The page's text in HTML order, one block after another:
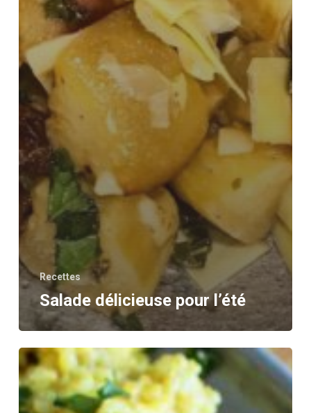
Recettes
Salade délicieuse pour l’été
Riz
aux
épices